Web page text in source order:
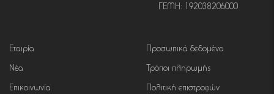
ΓΕΜΗ: 192038206000
Εταιρία
Νέα
Επικοινωνία
Προσωπικά δεδομένα
Τρόποι πληρωμής
Πολιτική επιστροφών